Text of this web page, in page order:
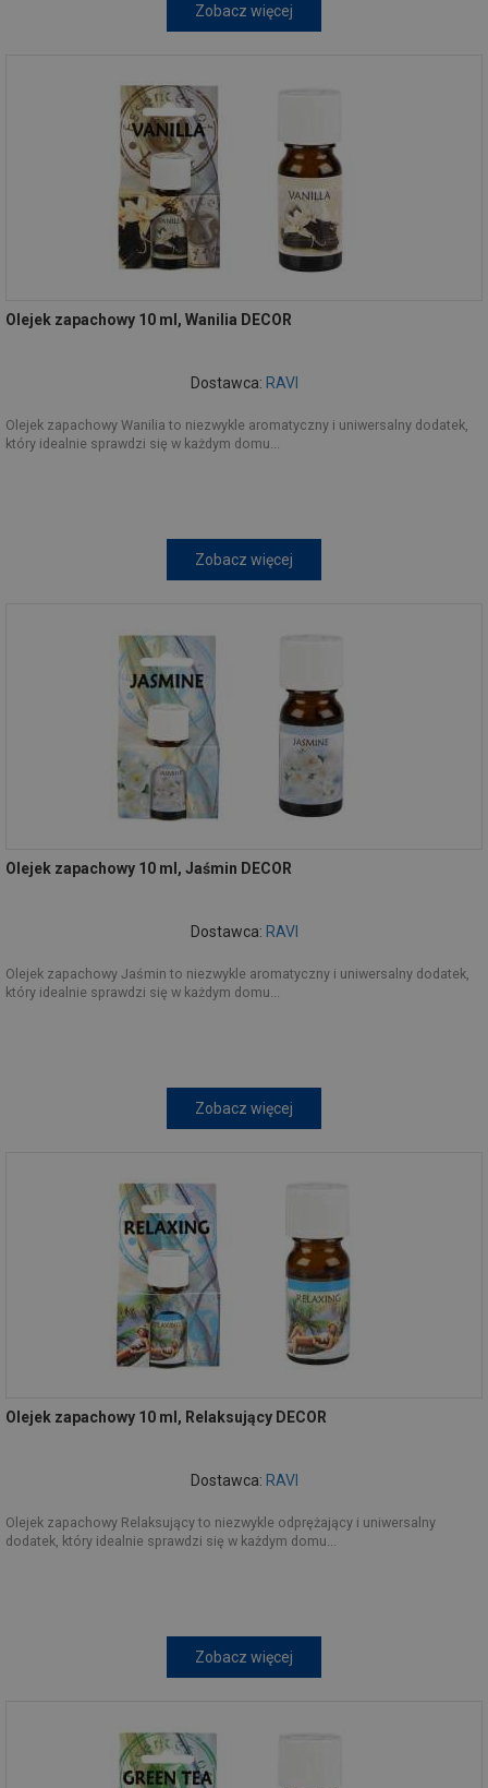
Zobacz więcej
Olejek zapachowy 10 ml, Wanilia DECOR
Dostawca: RAVI
Olejek zapachowy Wanilia to niezwykle aromatyczny i uniwersalny dodatek,
który idealnie sprawdzi się w każdym domu...
Zobacz więcej
Olejek zapachowy 10 ml, Jaśmin DECOR
Dostawca: RAVI
Olejek zapachowy Jaśmin to niezwykle aromatyczny i uniwersalny dodatek,
który idealnie sprawdzi się w każdym domu...
Zobacz więcej
Olejek zapachowy 10 ml, Relaksujący DECOR
Dostawca: RAVI
Olejek zapachowy Relaksujący to niezwykle odprężający i uniwersalny
dodatek, który idealnie sprawdzi się w każdym domu...
Zobacz więcej